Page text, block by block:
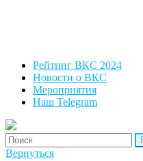
Рейтинг ВКС 2024
Новости о ВКС
Мероприятия
Наш Telegram
'Найти:
Вернуться